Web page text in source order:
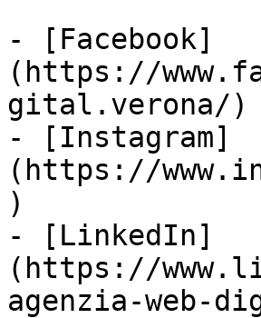
- [Facebook]
(https://
gital.verona/)
- [Instagram]
(https://
)
- [LinkedIn]
(https://
agenzia-web-